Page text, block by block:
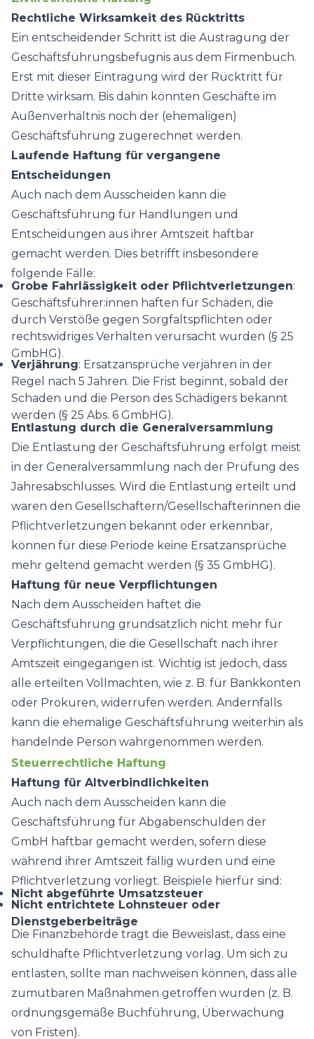
Rechtliche Wirksamkeit des Rücktritts
Ein entscheidender Schritt ist die Austragung der
Geschäftsführungsbefugnis aus dem Firmenbuch.
Erst mit dieser Eintragung wird der Rücktritt für
Dritte wirksam. Bis dahin könnten Geschäfte im
Außenverhältnis noch der (ehemaligen)
Geschäftsführung zugerechnet werden.
Laufende Haftung für vergangene
Entscheidungen
Auch nach dem Ausscheiden kann die
Geschäftsführung für Handlungen und
Entscheidungen aus ihrer Amtszeit haftbar
gemacht werden. Dies betrifft insbesondere
folgende Fälle:
Grobe Fahrlässigkeit oder Pflichtverletzungen:
Geschäftsführer:innen haften für Schäden, die
durch Verstöße gegen Sorgfaltspflichten oder
rechtswidriges Verhalten verursacht wurden (§ 25
GmbHG).
Verjährung: Ersatzansprüche verjähren in der
Regel nach 5 Jahren. Die Frist beginnt, sobald der
Schaden und die Person des Schädigers bekannt
werden (§ 25 Abs. 6 GmbHG).
Entlastung durch die Generalversammlung
Die Entlastung der Geschäftsführung erfolgt meist
in der Generalversammlung nach der Prüfung des
Jahresabschlusses. Wird die Entlastung erteilt und
waren den Gesellschaftern/Gesellschafterinnen die
Pflichtverletzungen bekannt oder erkennbar,
können für diese Periode keine Ersatzansprüche
mehr geltend gemacht werden (§ 35 GmbHG).
Haftung für neue Verpflichtungen
Nach dem Ausscheiden haftet die
Geschäftsführung grundsätzlich nicht mehr für
Verpflichtungen, die die Gesellschaft nach ihrer
Amtszeit eingegangen ist. Wichtig ist jedoch, dass
alle erteilten Vollmachten, wie z. B. für Bankkonten
oder Prokuren, widerrufen werden. Andernfalls
kann die ehemalige Geschäftsführung weiterhin als
handelnde Person wahrgenommen werden.
Steuerrechtliche Haftung
Haftung für Altverbindlichkeiten
Auch nach dem Ausscheiden kann die
Geschäftsführung für Abgabenschulden der
GmbH haftbar gemacht werden, sofern diese
während ihrer Amtszeit fällig wurden und eine
Pflichtverletzung vorliegt. Beispiele hierfür sind:
Nicht abgeführte Umsatzsteuer
Nicht entrichtete Lohnsteuer oder
Dienstgeberbeiträge
Die Finanzbehörde trägt die Beweislast, dass eine
schuldhafte Pflichtverletzung vorlag. Um sich zu
entlasten, sollte man nachweisen können, dass alle
zumutbaren Maßnahmen getroffen wurden (z. B.
ordnungsgemäße Buchführung, Überwachung
von Fristen).